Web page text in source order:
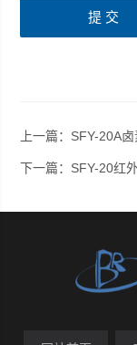
上一篇： SFY-20A
下一篇： SFY-20红